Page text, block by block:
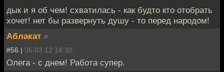
дык и я об чем! схватилась - как будто кто отобрать
хочет! нет бы развернуть душу - то перед народом!
Аблакат »
#56 | 06.03.12 14:32
Олега - с днем! Работа супер.